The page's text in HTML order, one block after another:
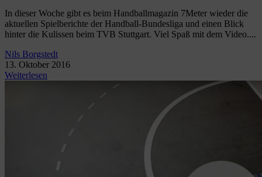
In dieser Woche gibt es beim Handballmagazin 7Meter wieder die
aktuellen Spielberichte der Handball-Bundesliga und einen Blick
hinter die Kulissen beim TVB Stuttgart. Viel Spaß mit dem Video....
Nils Borgstedt
13. Oktober 2016
Weiterlesen